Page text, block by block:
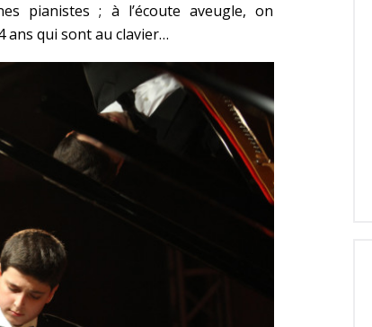
pianistes ; à l’écoute aveugle, on
ans qui sont au clavier…